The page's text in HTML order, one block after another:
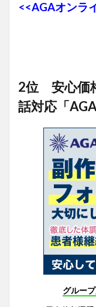
<<AGAオンラ
2位 安心価
話対応「
グルー